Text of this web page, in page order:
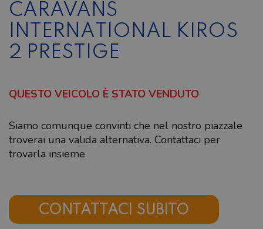
CARAVANS
INTERNATIONAL KIROS
2 PRESTIGE
QUESTO VEICOLO È STATO VENDUTO
Siamo comunque convinti che nel nostro piazzale
troverai una valida alternativa. Contattaci per
trovarla insieme.
CONTATTACI SUBITO